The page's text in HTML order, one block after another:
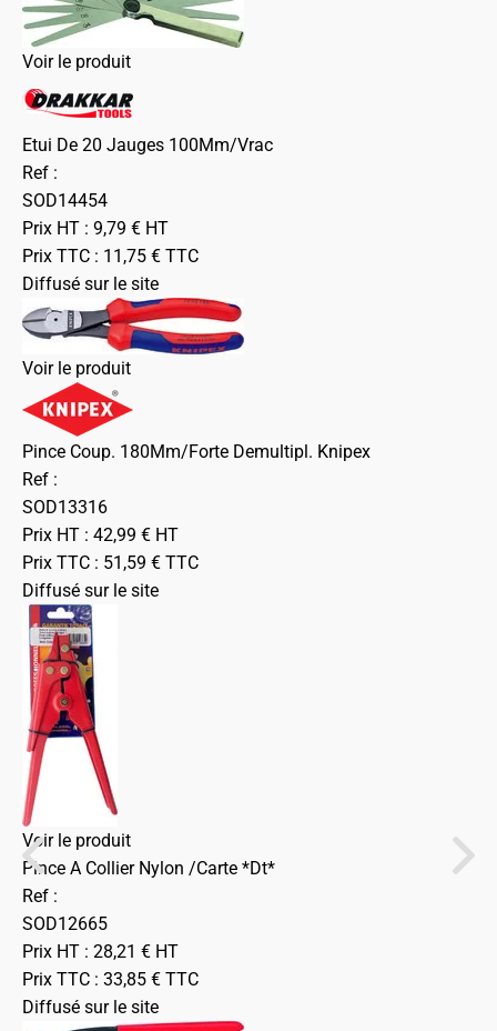
Voir le produit
Etui De 20 Jauges 100Mm/Vrac
Ref :
SOD14454
Prix HT : 9,79 € HT
Prix TTC : 11,75 € TTC
Diffusé sur le site
Voir le produit
Pince Coup. 180Mm/Forte Demultipl. Knipex
Ref :
SOD13316
Prix HT : 42,99 € HT
Prix TTC : 51,59 € TTC
Diffusé sur le site
Voir le produit
Pince A Collier Nylon /Carte *Dt*
Ref :
SOD12665
Prix HT : 28,21 € HT
Prix TTC : 33,85 € TTC
Diffusé sur le site